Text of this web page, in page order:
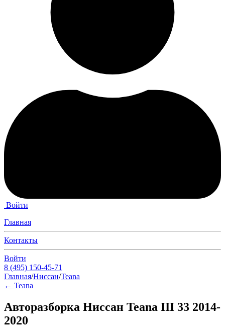
Войти
Главная
Контакты
Войти
8 (495) 150-45-71
Главная/Ниссан/Teana
← Teana
Авторазборка Ниссан Teana III 33 2014-
2020